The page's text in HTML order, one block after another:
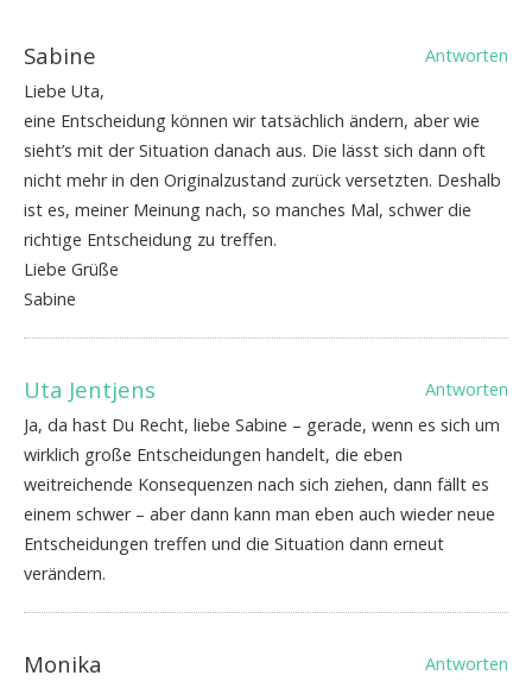
Sabine
Antworten
Liebe Uta,
eine Entscheidung können wir tatsächlich ändern, aber wie
sieht’s mit der Situation danach aus. Die lässt sich dann oft
nicht mehr in den Originalzustand zurück versetzten. Deshalb
ist es, meiner Meinung nach, so manches Mal, schwer die
richtige Entscheidung zu treffen.
Liebe Grüße
Sabine
Uta Jentjens
Antworten
Ja, da hast Du Recht, liebe Sabine – gerade, wenn es sich um
wirklich große Entscheidungen handelt, die eben
weitreichende Konsequenzen nach sich ziehen, dann fällt es
einem schwer – aber dann kann man eben auch wieder neue
Entscheidungen treffen und die Situation dann erneut
verändern.
Monika
Antworten